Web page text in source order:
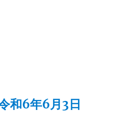
和6年6月3日